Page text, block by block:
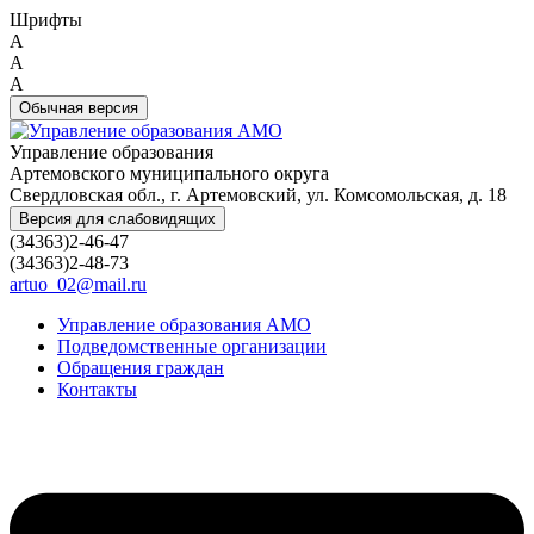
Шрифты
A
A
A
Обычная версия
Управление образования
Артемовского муниципального округа
Свердловская обл., г. Артемовский, ул. Комсомольская, д. 18
Версия для слабовидящих
(34363)2-46-47
(34363)2-48-73
artuo_02@mail.ru
Управление образования АМО
Подведомственные организации
Обращения граждан
Контакты